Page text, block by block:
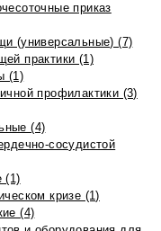
приказ
(универсальные) (7)
практики (1)
(1)
профилактики (3)
(4)
сосудистой
(1)
кризе (1)
(4)